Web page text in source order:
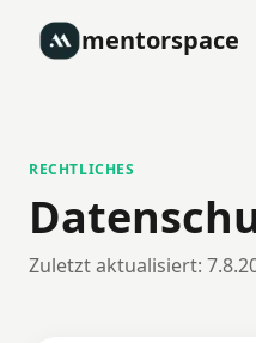
mentorspace
RECHTLICHES
Zuletzt aktualisiert: